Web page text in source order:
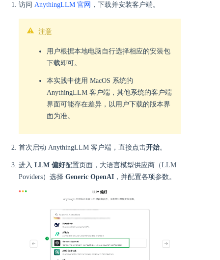
访问 AnythingLLM 官网 ，下载并安装客户端。
注意
用户根据本地电脑自行选择相应的安装包
下载即可。
本实践中使用 MacOS 系统的
AnythingLLM 客户端，其他系统的客户端
界面可能存在差异，以用户下载的版本界
面为准。
首次启动 AnythingLLM 客户端，直接点击开始。
进入 LLM 偏好配置页面，大语言模型供应商（LLM
Poviders）选择 Generic OpenAI ，并配置各项参数。